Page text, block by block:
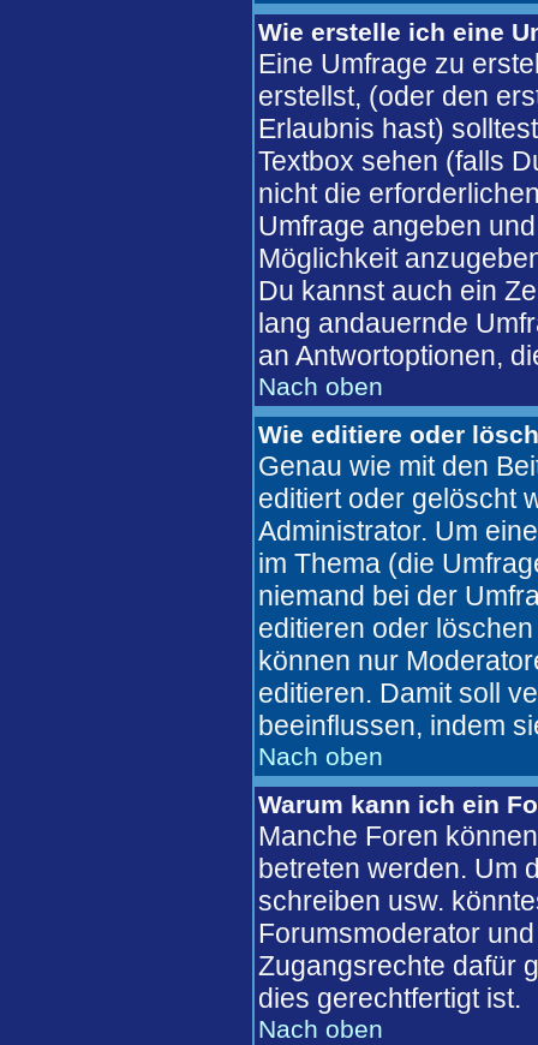
Wie erstelle ich eine
Eine Umfrage zu
erstellst, (oder den
Erlaubnis hast)
Textbox sehen (falls
nicht die
Umfrage angeben
Möglichkeit
Du kannst auch ein
lang andauernde
an Antwortoptionen,
Nach oben
Wie editiere oder
Genau wie mit den
editiert oder gelöscht
Administrator. Um
im Thema (die
niemand bei der
editieren oder
können nur
editieren. Damit soll
beeinflussen, indem
Nach oben
Warum kann ich ein
Manche Foren
betreten werden. Um
schreiben usw.
Forumsmoderator
Zugangsrechte dafür
dies gerechtfertigt ist.
Nach oben